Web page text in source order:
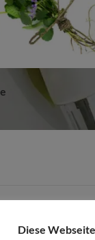
Diese